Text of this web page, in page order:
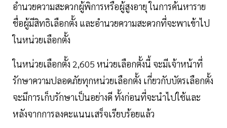
อำนวยความสะดวกผู้พิการหรือผู้สูงอายุ ในการค้นหาราย
ชื่อผู้มีสิทธิเลือกตั้ง และอำนวยความสะดวกที่จะพาเข้าไป
ในหน่วยเลือกตั้ง
ในหน่วยเลือกตั้ง 2,605 หน่วยเลือกตั้งนี้ จะมีเจ้าหน้าที่
รักษาความปลอดภัยทุกหน่วยเลือกตั้ง เกี่ยวกับบัตรเลือกตั้ง
จะมีการเก็บรักษาเป็นอย่างดี ทั้งก่อนที่จะนำไปใช้และ
หลังจากการลงคะแนนเสร็จเรียบร้อยแล้ว